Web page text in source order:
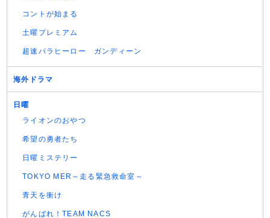
コントが始まる
土曜プレミアム
超速パラヒーロー ガンディーン
海外ドラマ
日曜
ライオンのおやつ
希望の勇者たち
日曜ミステリー
TOKYO MER～走る緊急救命室～
青天を衝け
がんばれ！TEAM NACS